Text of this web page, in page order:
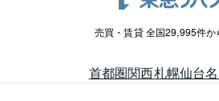
売買・賃貸 全国29,995件か
首都圏関西札幌仙台